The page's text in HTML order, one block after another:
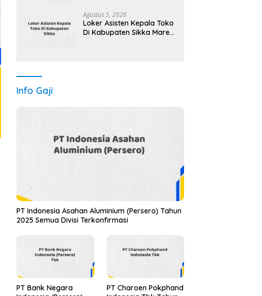
Agustus 5, 2026
Loker Asisten Kepala Toko
Di Kabupaten Sikka Maret
Info Gaji
PT Indonesia Asahan Aluminium (Persero) Tahun
2025 Semua Divisi Terkonfirmasi
PT Bank Negara
PT Charoen Pokphand